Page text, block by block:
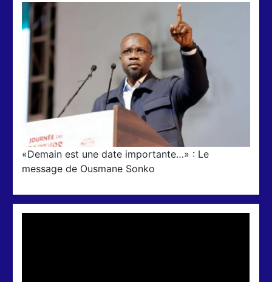
«Demain est une date importante…» : Le
message de Ousmane Sonko